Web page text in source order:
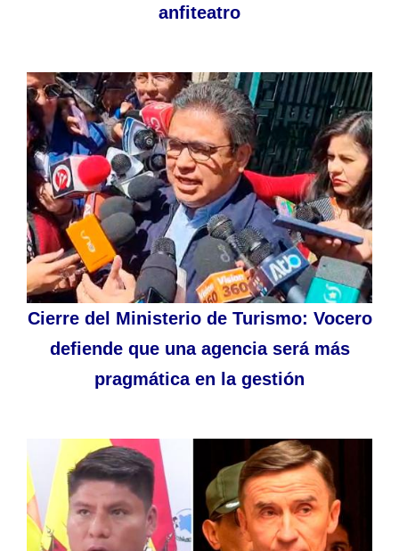
anfiteatro
Cierre del Ministerio de Turismo: Vocero
defiende que una agencia será más
pragmática en la gestión